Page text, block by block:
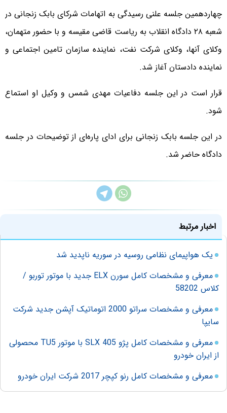
چهاردهمین جلسه علنی رسیدگی به اتهامات شرکای بابک زنجانی در
شعبه ۲۸ دادگاه انقلاب به ریاست قاضی مقیسه و با حضور متهمان،
وکلای آنها، وکلای شرکت نفت، نماینده سازمان تامین اجتماعی و
نماینده دادستان آغاز شد.
قرار است در این جلسه دفاعیات مهدی شمس و وکیل او استماع
شود.
در این جلسه بابک زنجانی برای ادای پاره‌ای از توضیحات در جلسه
دادگاه حاضر شد.
اخبار مرتبط
یک هواپیمای نظامی روسیه در سوریه ناپدید شد
معرفی و مشخصات کامل سورن ELX جدید با موتور توربو /
کلاس 58202
معرفی و مشخصات سراتو 2000 اتوماتیک آپشن جدید شرکت
سایپا
معرفی و مشخصات کامل پژو 405 SLX با موتور TU5 محصولی
از ایران خودرو
معرفی و مشخصات کامل رنو کپچر 2017 شرکت ایران خودرو